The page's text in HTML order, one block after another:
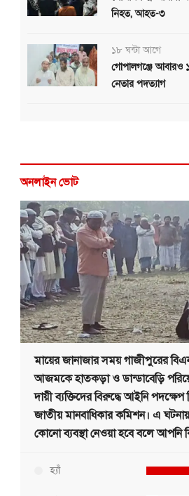
নিহত, আহত-৩
১৮ ঘন্টা আগে
গোপালগঞ্জে আবারও
নেতার পদত্যাগ
অনলাইন ভোট
মায়ের জানাজার সময় গাজীপুরের
আজমকে হাতকড়া ও ডান্ডাবেড়ি
দায়ী ব্যক্তিদের বিরুদ্ধে আইনি
জাতীয় মানবাধিকার কমিশন। এ ঘটনায়
কোনো ব্যবস্থা নেওয়া হবে বলে আপনি
হ্যাঁ